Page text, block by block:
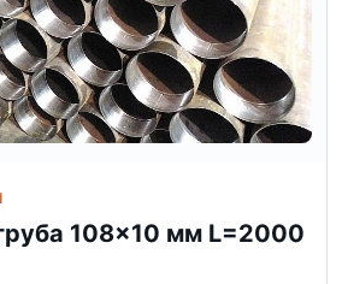
108×10 мм L=2000